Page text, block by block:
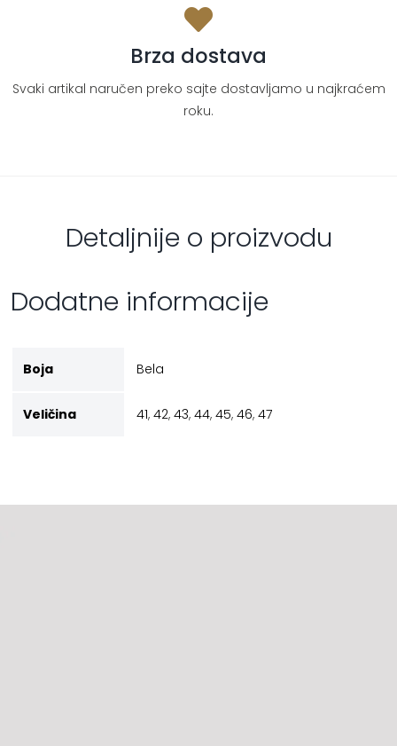
Brza dostava
Svaki artikal naručen preko sajte dostavljamo u najkraćem
roku.
Detaljnije o proizvodu
Dodatne informacije
Boja Bela
Veličina 41, 42, 43, 44, 45, 46, 47